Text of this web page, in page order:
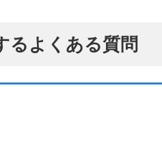
るよくある質問